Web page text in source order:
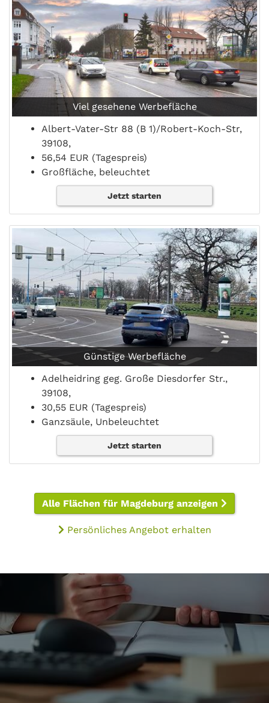
Viel gesehene Werbefläche
Albert-Vater-Str 88 (B 1)/Robert-Koch-Str,
39108,
56,54 EUR (Tagespreis)
Großfläche, beleuchtet
Jetzt starten
Günstige Werbefläche
Adelheidring geg. Große Diesdorfer Str.,
39108,
30,55 EUR (Tagespreis)
Ganzsäule, Unbeleuchtet
Jetzt starten
Alle Flächen für Magdeburg anzeigen
Persönliches Angebot erhalten